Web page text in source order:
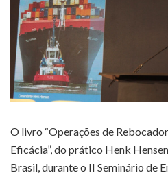
O livro “Operações de
Eficácia”, do prático Henk
Brasil, durante o II Seminário de